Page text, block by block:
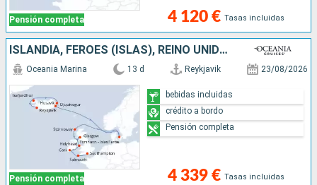
Pensión completa 4 120 € Tasas incluidas
ISLANDIA, FÉROES (ISLAS), REINO UNIDO, IRLANDA
Pensión completa
Oceania Marina 13 d Reykjavik 23/08/2026
4 339 € Tasas incluidas
bebidas incluidas
crédito a bordo
Pensión completa